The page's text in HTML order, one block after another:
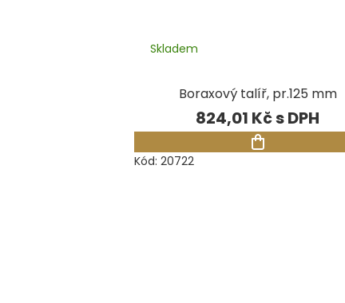
Boraxový talíř, pr.125 mm
Skladem
824,01 Kč
Kód: 20722